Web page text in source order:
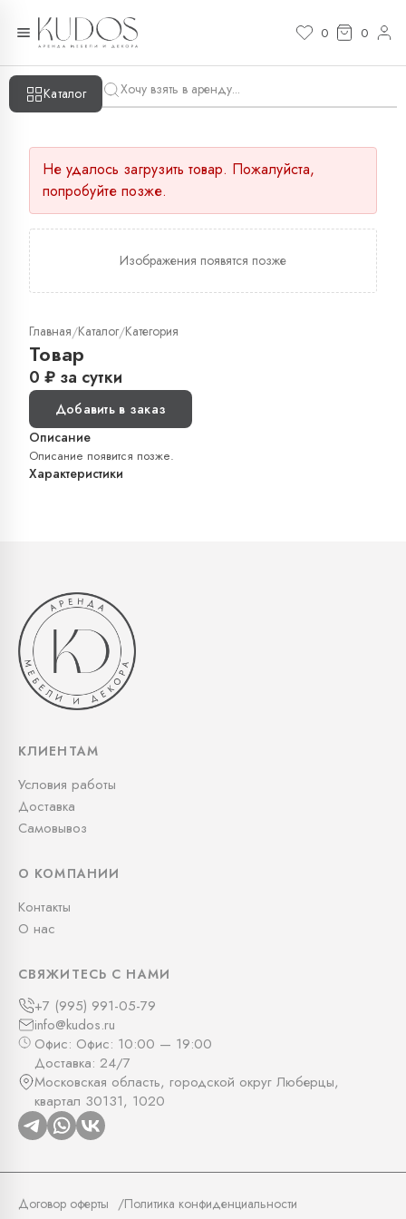
0 0
Каталог
Не удалось загрузить товар. Пожалуйста,
попробуйте позже.
Изображения появятся позже
Главная/Каталог/Категория
Товар
0 ₽ за сутки
Добавить в заказ
Описание
Описание появится позже.
Характеристики
КЛИЕНТАМ
Условия работы
Доставка
Самовывоз
О КОМПАНИИ
Контакты
О нас
СВЯЖИТЕСЬ С НАМИ
+7 (995) 991-05-79
info@kudos.ru
Офис: Офис: 10:00 — 19:00
Доставка: 24/7
Московская область, городской округ Люберцы,
квартал 30131, 1020
Договор оферты Политика конфиденциальности